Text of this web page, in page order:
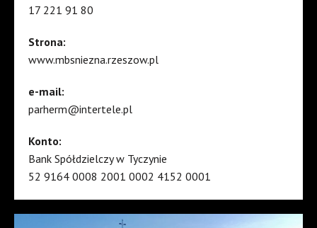
17 221 91 80
Strona:
www.mbsniezna.rzeszow.pl
e-mail:
parherm@intertele.pl
Konto:
Bank Spółdzielczy w Tyczynie
52 9164 0008 2001 0002 4152 0001